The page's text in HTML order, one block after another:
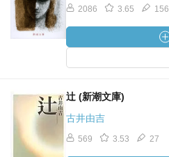
2086 3.65 156
辻 (新潮文庫)
古井由吉
569 3.53 27